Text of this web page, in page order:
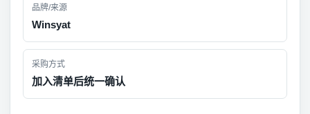
品牌/来源
Winsyat
采购方式
加入清单后统一确认